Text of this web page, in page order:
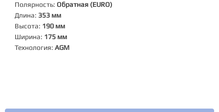
Полярность: Обратная (EURO)
Длина: 353 мм
Высота: 190 мм
Ширина: 175 мм
Технология: AGM